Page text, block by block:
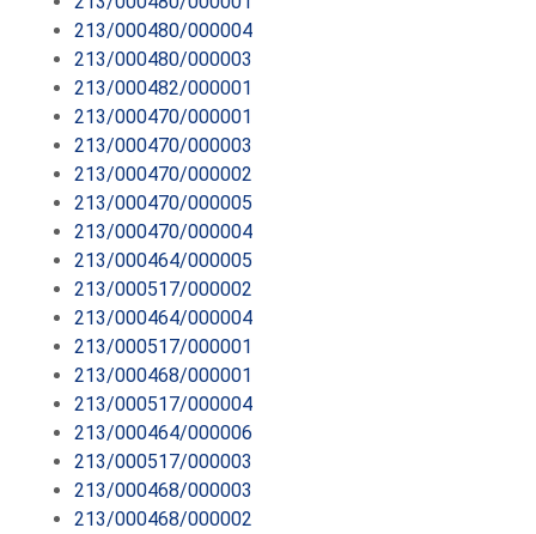
213/000480/000004
213/000480/000003
213/000482/000001
213/000470/000001
213/000470/000003
213/000470/000002
213/000470/000005
213/000470/000004
213/000464/000005
213/000517/000002
213/000464/000004
213/000517/000001
213/000468/000001
213/000517/000004
213/000464/000006
213/000517/000003
213/000468/000003
213/000468/000002